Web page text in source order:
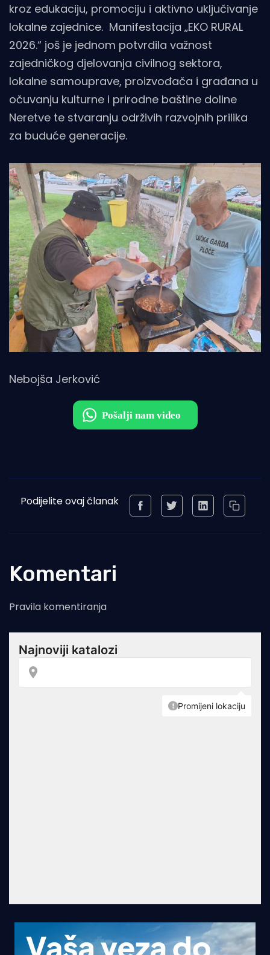
kroz edukaciju, promociju i aktivno uključivanje
lokalne zajednice. Manifestacija „EKO RURAL
2026.“ još je jednom potvrdila važnost
zajedničkog djelovanja civilnog sektora,
lokalne samouprave, proizvođača i građana u
očuvanju kulturne i prirodne baštine doline
Neretve te stvaranju održivih razvojnih prilika
za buduće generacije.
Nebojša Jerković
Podijelite ovaj članak
Komentari
Pravila komentiranja